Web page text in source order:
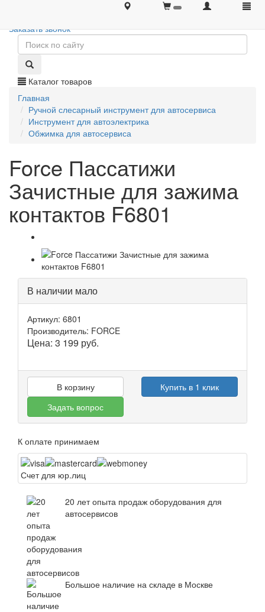
+7 (495) 646-08-66
Заказать звонок
Каталог товаров
Главная
Ручной слесарный инструмент для автосервиса
Инструмент для автоэлектрика
Обжимка для автосервиса
Force Пассатижи
Зачистные для зажима
контактов F6801
В наличии мало
Артикул: 6801
Производитель: FORCE
Цена: 3 199 руб.
В корзину
Купить в 1 клик
Задать вопрос
К оплате принимаем
Счет для юр.лиц
20 лет опыта продаж оборудования для
автосервисов
Большое наличие на складе в Москве